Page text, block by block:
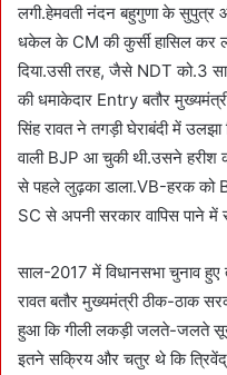
लगी.हेमवती नंदन बहुगुणा के सुपुत्र
धकेल के CM की कुर्सी हासिल कर
दिया.उसी तरह, जैसे NDT को.3
की धमाकेदार Entry बतौर
सिंह रावत ने तगड़ी घेराबंदी में
वाली BJP आ चुकी थी.उसने हरीश
से पहले लुढ़का डाला.VB-हरक को
SC से अपनी सरकार वापिस पाने
साल-2017 में विधानसभा चुनाव हुए
रावत बतौर मुख्यमंत्री ठीक-ठाक
हुआ कि गीली लकड़ी जलते-जलते
इतने सक्रिय और चतुर थे कि